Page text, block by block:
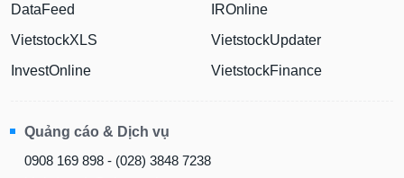
DataFeed
VietstockXLS
InvestOnline
IROnline
VietstockUpdater
VietstockFinance
Quảng cáo & Dịch vụ
0908 169 898 - (028) 3848 7238
liệu
tài